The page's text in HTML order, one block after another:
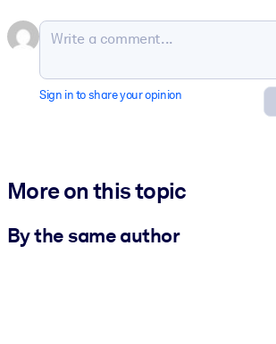
Sign in to share your opinion
More on this topic
By the same author